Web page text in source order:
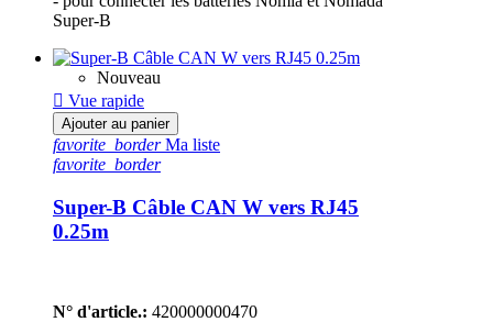
Super-B
Nouveau
 Vue rapide
Ajouter au panier
favorite_borderMa liste
favorite_border
Super-B Câble CAN W vers RJ45
0.25m
N° d'article.: 420000000470